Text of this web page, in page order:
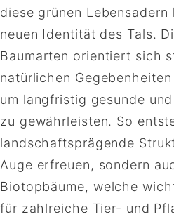
diese grünen Lebensadern
neuen Identität des Tals.
Baumarten orientiert sich
natürlichen
um langfristig gesunde
zu gewährleisten. So
landschaftsprägende
Auge erfreuen, sondern
Biotopbäume, welche
für zahlreiche Tier- und